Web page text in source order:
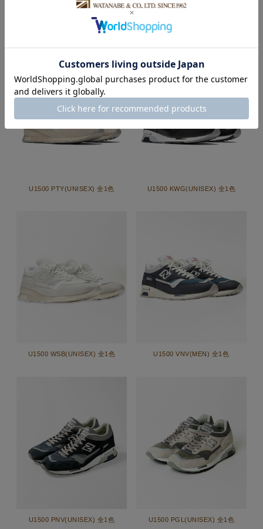
U1500 WBR(UNISEX) 全1色 U1500 KKL(UNISEX) 全1色
U1500 PTY(UNISEX) 全1色 U1500 KWG(UNISEX) 全1色
U1500 WSB(UNISEX) 全1色 U1500 VNV(MEN) 全1色
U1500 PNV(UNISEX) 全1色 U1500 PGL(UNISEX) 全1色